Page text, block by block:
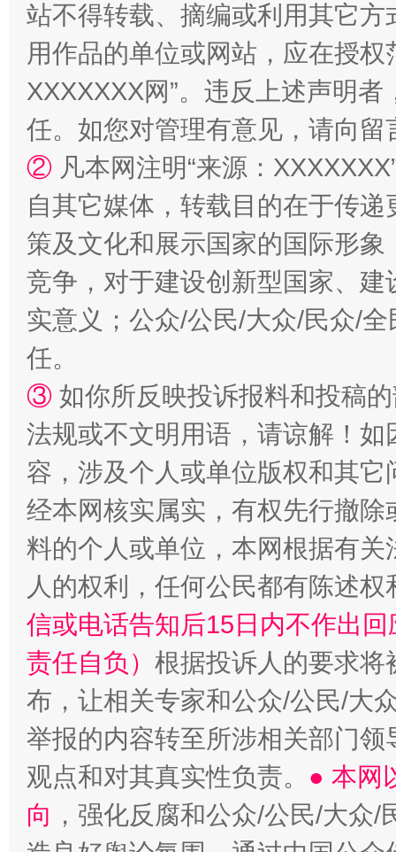
站不得转载、摘编或利用其它
用作品的单位或网站，应在授
XXXXXXX网”。违反上述声明
任。如您对管理有意见，请向
② 凡本网注明“来源：
自其它媒体，转载目的在于传
策及文化和展示国家的国际形
竞争，对于建设创新型国家、
实意义；公众/公民/大众/民众/
任。
③ 如你所反映投诉报料和投稿
法规或不文明用语，请谅解！
容，涉及个人或单位版权和其它
经本网核实属实，有权先行撤
料的个人或单位，本网根据有
人的权利，任何公民都有陈述
信或电话告知后15日内不作出
责任自负） 根据投诉人的要求将
布，让相关专家和公众/公民/大
举报的内容转至所涉相关部门
观点和对其真实性负责。 ● 本网
向 ，强化反腐和公众/公民/大众